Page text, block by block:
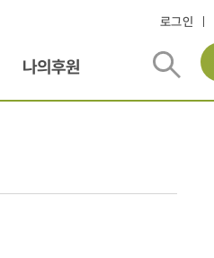
로그인
나의후원